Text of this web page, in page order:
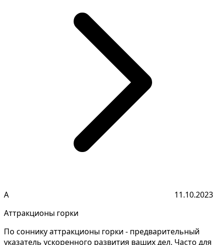
А
11.10.2023
Аттракционы горки
По соннику аттракционы горки - предварительный
указатель ускоренного развития ваших дел. Часто для